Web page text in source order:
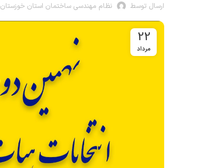
ارسال توسط نظام مهندسی ساختمان استان خوزستان
22
مرداد